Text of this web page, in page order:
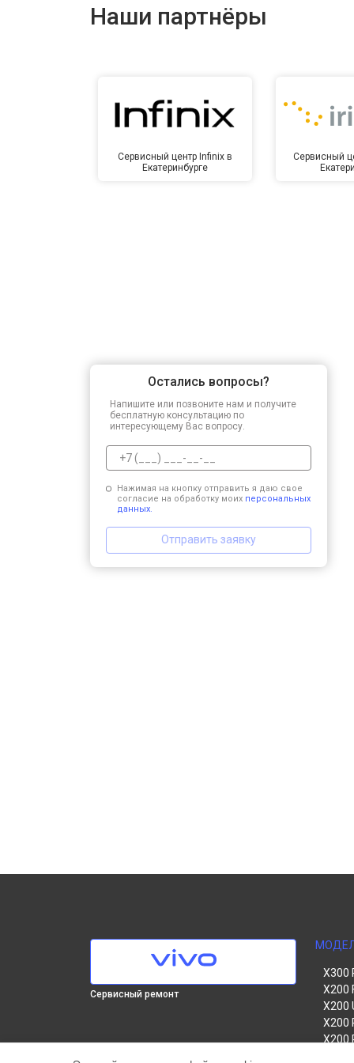
Наши партнёры
Сервисный центр Infinix в
Екатеринбурге
Сервисный
Остались вопросы?
Напишите или позвоните нам и получите
бесплатную консультацию по
интересующему Вас вопросу.
Нажимая на кнопку отправить я даю свое
согласие на обработку моих персональных
данных.
Отправить заявку
Сервисный ремонт
X300
X200
X200
X200
X200